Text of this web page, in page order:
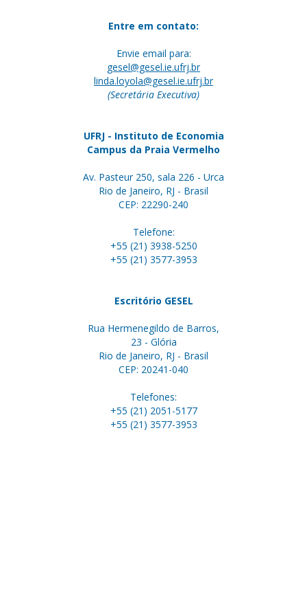
Entre em contato:
Envie email para:
gesel@gesel.ie.ufrj.br
linda.loyola@gesel.ie.ufrj.br
(Secretária Executiva)
UFRJ - Instituto de Economia
Campus da Praia Vermelho
Av. Pasteur 250, sala 226 - Urca
Rio de Janeiro, RJ - Brasil
CEP: 22290-240
Telefone:
+55 (21) 3938-5250
+55 (21) 3577-3953
Escritório GESEL
Rua Hermenegildo de Barros,
23 - Glória
Rio de Janeiro, RJ - Brasil
CEP: 20241-040
Telefones:
+55 (21) 2051-5177
+55 (21) 3577-3953